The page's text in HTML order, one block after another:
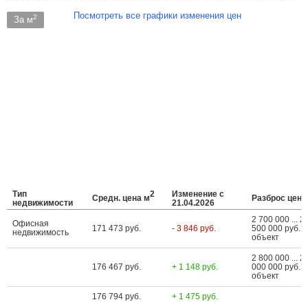
За м2 Посмотреть все графики изменения цен
Тип
недвижимости
Средн. цена м2
Изменение с
21.04.2026
Разброс цен
Офисная
недвижимость
171 473 руб. - 3 846 руб.
2 700 000 ...
500 000 руб.
объект
176 467 руб. + 1 148 руб.
2 800 000 ...
000 000 руб.
объект
176 794 руб. + 1 475 руб.